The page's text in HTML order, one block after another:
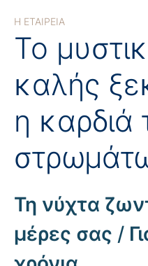
Η ΕΤΑΙΡΕΙΑ
Το
καλής
η καρδιά
Τη νύχτα
μέρες σας /